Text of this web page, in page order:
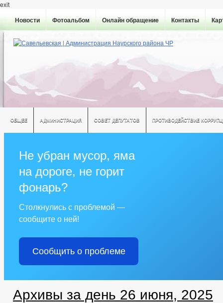
exit
Новости Фотоальбом Онлайн обращение Контакты
ОБЩЕЕ АДМИНИСТРАЦИЯ СОВЕТ ДЕПУТАТОВ ПРОТИВОДЕЙСТВИЕ
Не убран мусор, яма
на дороге, не горит
фонарь?
Столкнулись с проблемой —
сообщите о ней!
Сообщить о проблеме
Архивы за день 26 июня, 2025